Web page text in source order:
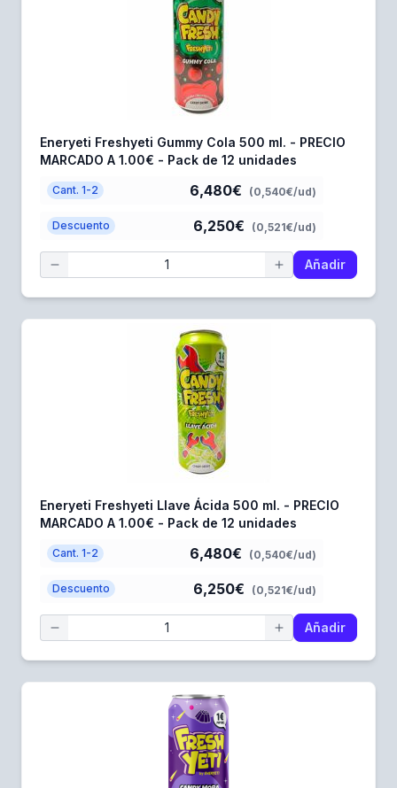
Eneryeti Freshyeti Gummy Cola 500 ml. - PRECIO
MARCADO A 1.00€ - Pack de 12 unidades
Cant. 1-2 6,480€ (0,540€/ud)
Descuento 6,250€ (0,521€/ud)
Añadir
Eneryeti Freshyeti Llave Ácida 500 ml. - PRECIO
MARCADO A 1.00€ - Pack de 12 unidades
Cant. 1-2 6,480€ (0,540€/ud)
Descuento 6,250€ (0,521€/ud)
Añadir